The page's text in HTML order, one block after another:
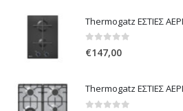
Thermogatz ΕΣΤΙΕΣ
0out of 5
€147,00
Thermogatz ΕΣΤΙΕΣ